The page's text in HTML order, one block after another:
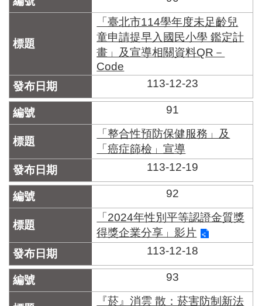
「臺北市114學年度未足齡兒
童申請提早入國民小學 鑑定計
畫」及宣導相關資料QR－
Code
113-12-23
91
「整合性預防保健服務」及
「癌症篩檢」宣導
113-12-19
92
「2024年性別平等認證金質獎
得獎企業分享」影片
113-12-18
93
『菸』消雲 散：菸害防制新法